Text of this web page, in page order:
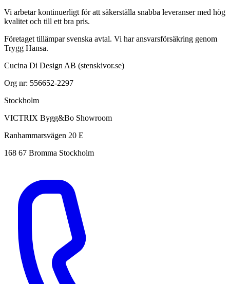
Vi arbetar kontinuerligt för att säkerställa snabba leveranser med hög
kvalitet och till ett bra pris.
Företaget tillämpar svenska avtal. Vi har ansvarsförsäkring genom
Trygg Hansa.
Cucina Di Design AB (stenskivor.se)
Org nr: 556652-2297
Stockholm
VICTRIX Bygg&Bo Showroom
Ranhammarsvägen 20 E
168 67 Bromma Stockholm